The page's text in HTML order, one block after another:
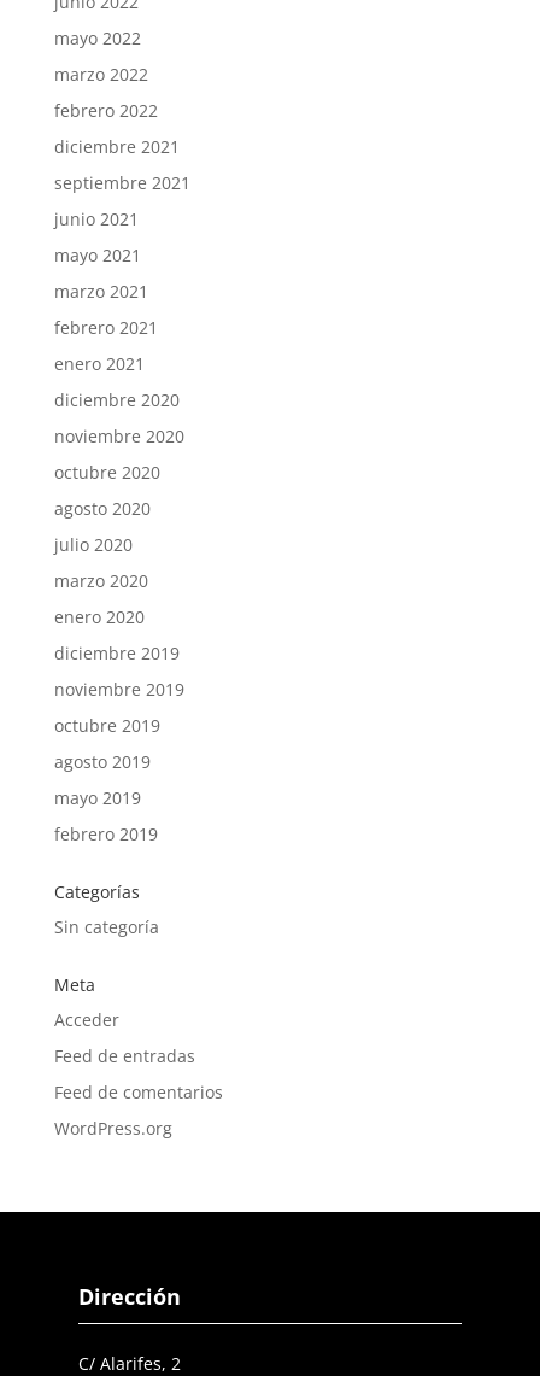
mayo 2022
marzo 2022
febrero 2022
diciembre 2021
septiembre 2021
junio 2021
mayo 2021
marzo 2021
febrero 2021
enero 2021
diciembre 2020
noviembre 2020
octubre 2020
agosto 2020
julio 2020
marzo 2020
enero 2020
diciembre 2019
noviembre 2019
octubre 2019
agosto 2019
mayo 2019
febrero 2019
Categorías
Sin categoría
Meta
Acceder
Feed de entradas
Feed de comentarios
WordPress.org
Dirección
C/ Alarifes, 2